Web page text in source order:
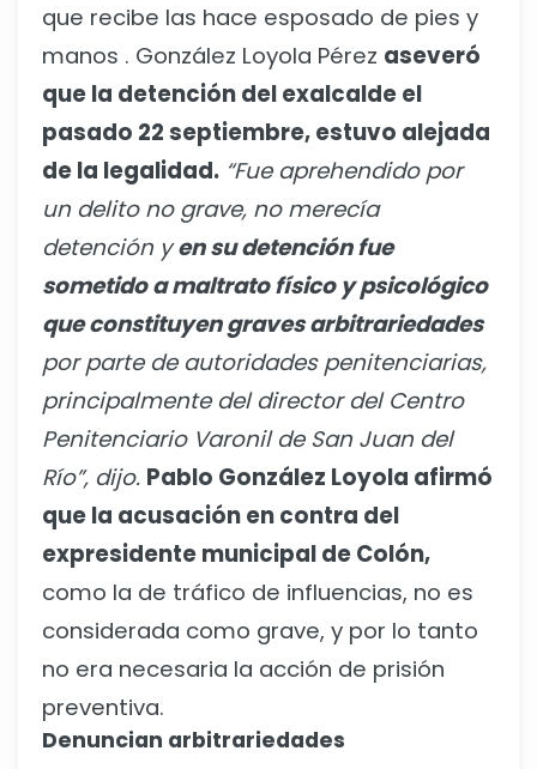
que recibe las hace esposado de pies y
manos . González Loyola Pérez aseveró
que la detención del exalcalde el
pasado 22 septiembre, estuvo alejada
de la legalidad. “Fue aprehendido por
un delito no grave, no merecía
detención yen su detención fue
sometido a maltrato físico y psicológico
que constituyen graves arbitrariedades
por parte de autoridades penitenciarias,
principalmente del director del Centro
Penitenciario Varonil de San Juan del
Río”, dijo. Pablo González Loyola afirmó
que la acusación en contra del
expresidente municipal de Colón,
como la de tráfico de influencias, no es
considerada como grave, y por lo tanto
no era necesaria la acción de prisión
preventiva.
Denuncian arbitrariedades